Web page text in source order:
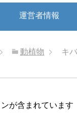
運営者情報
動植物 キ
が含まれています